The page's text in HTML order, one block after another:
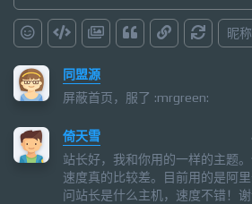
昵称
同盟源
屏蔽首页，服了 :mrgreen:
倚天雪
站长好，我和你用的一样的主题
速度真的比较差。目前用的是阿
问站长是什么主机，速度不错！